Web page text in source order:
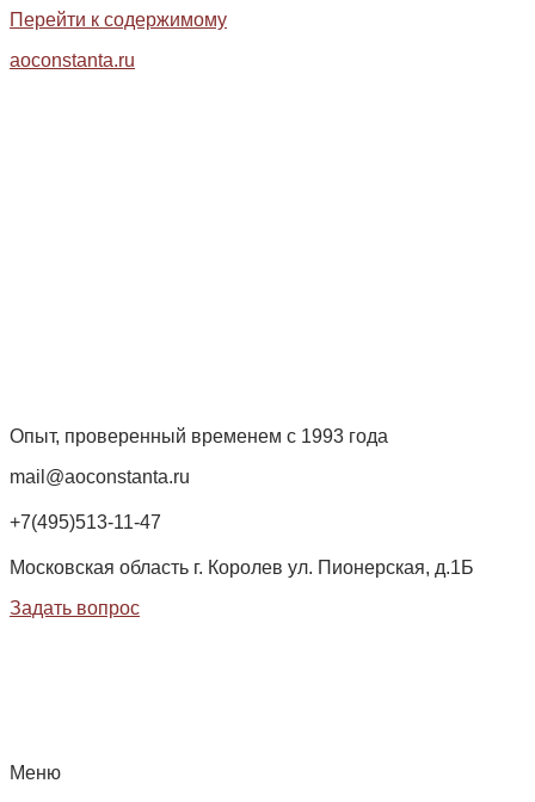
Перейти к содержимому
aoconstanta.ru
Опыт, проверенный временем с 1993 года
mail@aoconstanta.ru
+7(495)513-11-47
Московская область г. Королев ул. Пионерская, д.1Б
Задать вопрос
Меню